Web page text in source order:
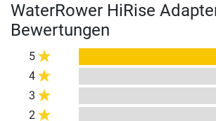
WaterRower HiRise
Bewertungen
5
4
3
2